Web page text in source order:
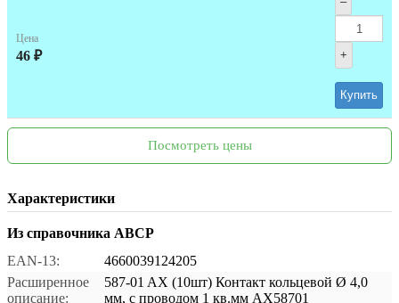
Цена
46 ₽ +
Купить
Посмотреть цены
Характеристики
Из справочника ABCP
EAN-13:
4660039124205
Расширенное
описание:
587-01 AX (10шт) Контакт кольцевой Ø 4,0
мм, с проводом 1 кв.мм AX58701